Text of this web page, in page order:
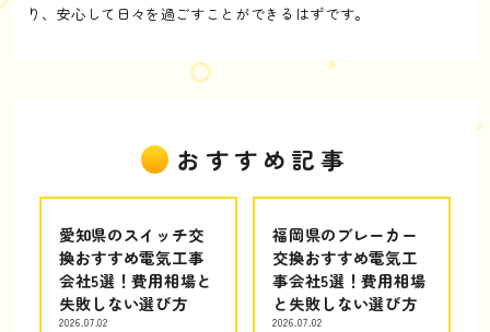
り、安心して日々を過ごすことができるはずです。
おすすめ記事
愛知県のスイッチ交
換おすすめ電気工事
会社5選！費用相場と
失敗しない選び方
2026.07.02
福岡県のブレーカー
交換おすすめ電気工
事会社5選！費用相場
と失敗しない選び方
2026.07.02